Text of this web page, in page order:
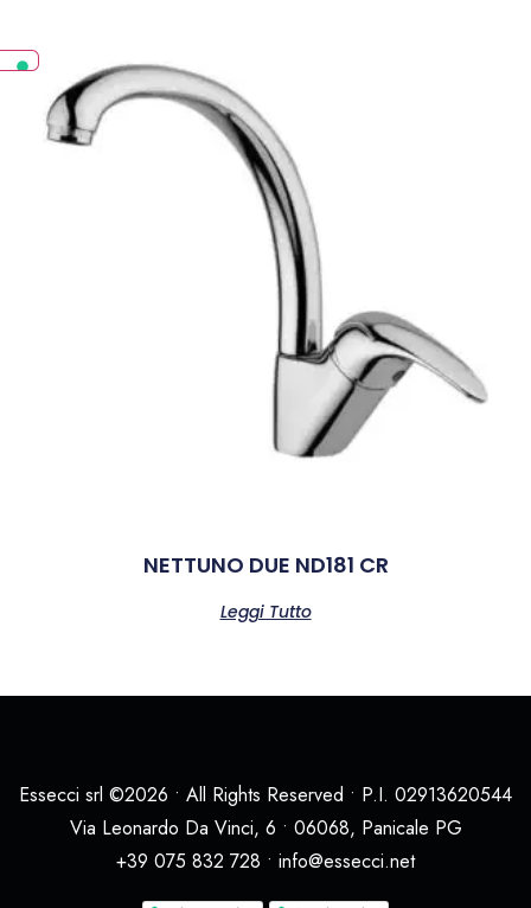
NETTUNO DUE ND181 CR
Leggi Tutto
Essecci srl ©2026 • All Rights Reserved • P.I. 02913620544
Via Leonardo Da Vinci, 6 • 06068, Panicale PG
+39 075 832 728 • info@essecci.net